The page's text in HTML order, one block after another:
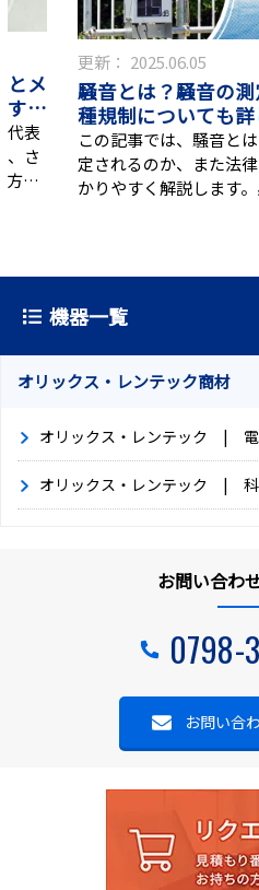
とメ
すく
代表
、さ
方に
更新： 2025.06.05
騒音とは？騒音の
種規制についても
この記事では、騒音と
定されるのか、また法
かりやすく解説します
機器一覧
オリックス・レンテック商材
オリックス・レンテック | 電
オリックス・レンテック | 科
お問い合わ
0798-
お問い合